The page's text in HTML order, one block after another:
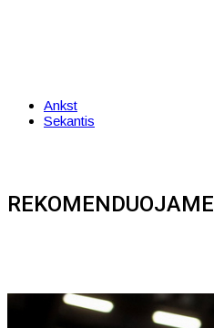
Ankst
Sekantis
REKOMENDUOJAME